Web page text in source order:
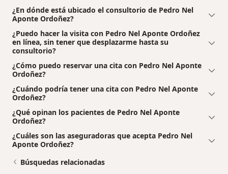
¿En dónde está ubicado el consultorio de Pedro Nel
Aponte Ordoñez?
¿Puedo hacer la visita con Pedro Nel Aponte Ordoñez
en línea, sin tener que desplazarme hasta su
consultorio?
¿Cómo puedo reservar una cita con Pedro Nel Aponte
Ordoñez?
¿Cuándo podría tener una cita con Pedro Nel Aponte
Ordoñez?
¿Qué opinan los pacientes de Pedro Nel Aponte
Ordoñez?
¿Cuáles son las aseguradoras que acepta Pedro Nel
Aponte Ordoñez?
Búsquedas relacionadas